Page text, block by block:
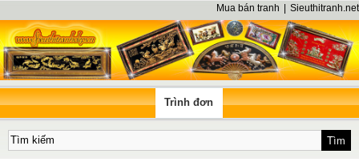
Sieuthitranh.net
Mua bán tranh
Trình đơn